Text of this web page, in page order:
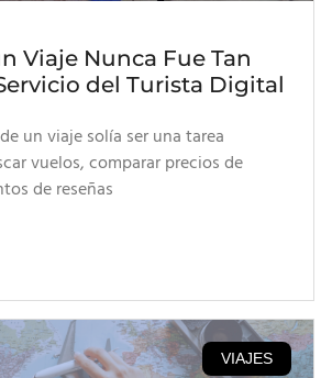
Viaje Nunca Fue Tan
del Turista Digital
un viaje solía ser una tarea
vuelos, comparar precios de
de reseñas
VIAJES